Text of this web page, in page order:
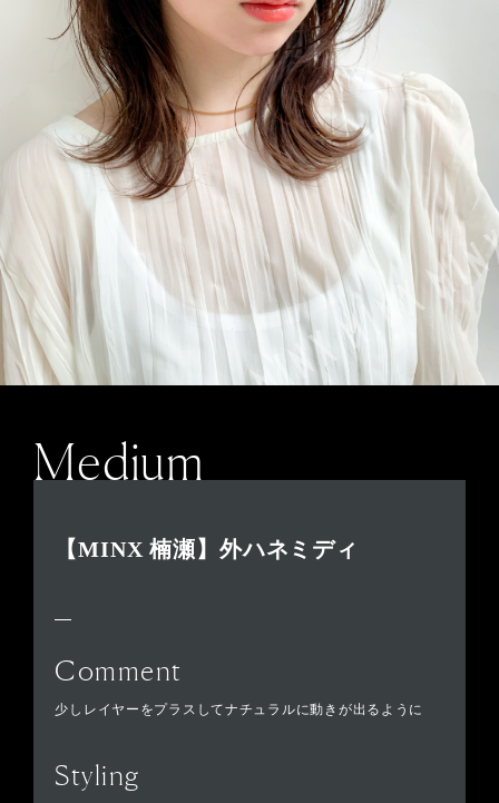
Medium
【MINX 楠瀬】外ハネミディ
Comment
少しレイヤーをプラスしてナチュラルに動きが出るように
Styling